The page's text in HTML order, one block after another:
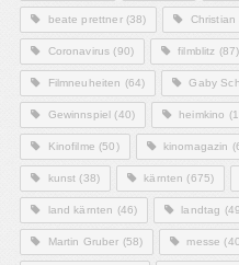
beate prettner(38) Christian
Coronavirus (90) filmblitz (87)
Filmneuheiten (64) Gaby
Gewinnspiel (40) heimkino
Kinofilme (50) kinomagazin
kunst (38) kärnten (675)
land kärnten (46) landtag
Martin Gruber (58) messe